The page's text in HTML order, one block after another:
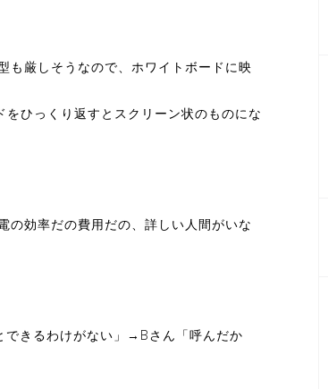
厳しそうなので、ホワイトボードに映
ひっくり返すとスクリーン状のものにな
の効率だの費用だの、詳しい人間がいな
できるわけがない」→Bさん「呼んだか